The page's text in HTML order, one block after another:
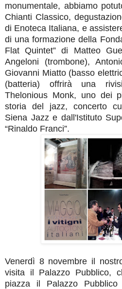
monumentale, abbiamo
Chianti Classico,
di Enoteca Italiana, e
di una formazione della
Flat Quintet” di Matteo
Angeloni (trombone),
Giovanni Miatto (basso
(batteria) offrirà una
Thelonious Monk, uno dei
storia del jazz, concerto
Siena Jazz e dall'Istituto
“Rinaldo Franci”.
Venerdì 8 novembre il
visita il Palazzo Pubblico,
piazza il Palazzo